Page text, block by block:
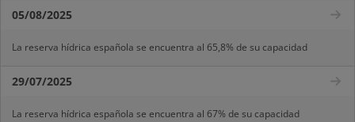
05/08/2025
La reserva hídrica española se encuentra al 65,8% de su capacidad
29/07/2025
La reserva hídrica española se encuentra al 67% de su capacidad